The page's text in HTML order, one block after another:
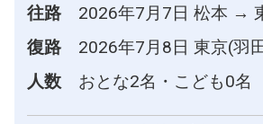
往路
2026年7月7日 松本 →
復路
2026年7月8日 東京(羽
人数
おとな2名・こども0名